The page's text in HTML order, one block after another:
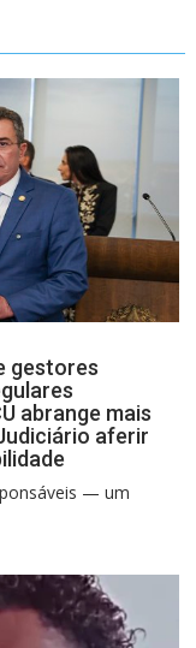
gestores
abrange mais
aferir
— um